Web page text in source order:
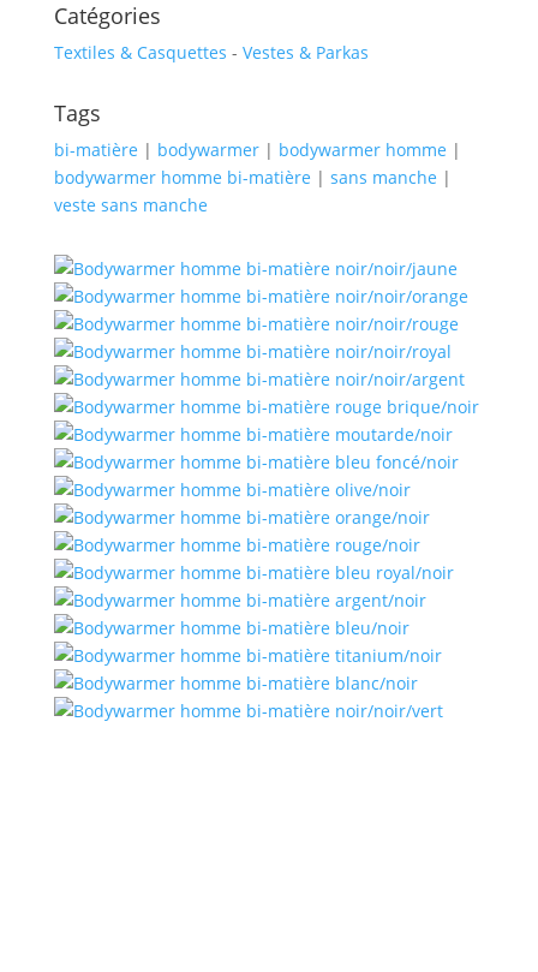
Catégories
Textiles & Casquettes - Vestes & Parkas
Tags
bi-matière | bodywarmer| bodywarmer homme |
bodywarmer homme bi-matière | sans manche |
veste sans manche